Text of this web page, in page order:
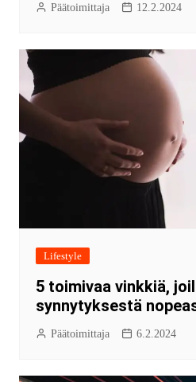
Päätoimittaja 12.2.2024
Lifestyle
5 toimivaa vinkkiä,
synnytyksestä
Päätoimittaja 6.2.2024